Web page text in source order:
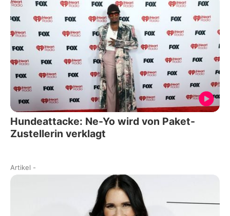
Hundeattacke: Ne-Yo wird von Paket-
Zustellerin verklagt
Artikel -